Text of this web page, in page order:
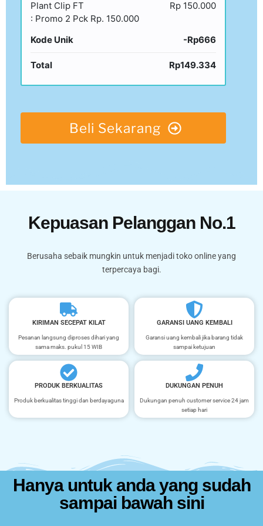
Plant Clip FT
: Promo 2 Pck Rp. 150.000
Rp 150.000
Kode Unik -Rp666
Total Rp149.334
Beli Sekarang
Kepuasan Pelanggan No.1
Berusaha sebaik mungkin untuk menjadi toko online yang
terpercaya bagi.
KIRIMAN SECEPAT KILAT
Pesanan langsung diproses dihari yang
sama maks. pukul 15 WIB
GARANSI UANG KEMBALI
Garansi uang kembali jika barang tidak
sampai ketujuan
PRODUK BERKUALITAS
Produk berkualitas tinggi dan berdayaguna
DUKUNGAN PENUH
Dukungan penuh customer service 24 jam
setiap hari
Hanya untuk anda yang sudah
sampai bawah sini